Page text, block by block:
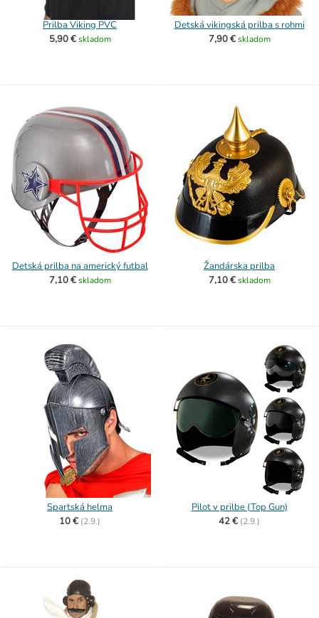
Prilba Viking PVC
5,90 € skladom
Detská vikingská prilba s rohmi
7,90 € skladom
Detská prilba na americký futbal
7,10 € skladom
Žandárska prilba
7,10 € skladom
Spartská helma
10 € (2.9.)
Pilot v prilbe (Top Gun)
42 € (2.9.)